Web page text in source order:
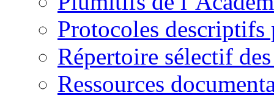
Protocoles descriptifs
Répertoire sélectif
Ressources